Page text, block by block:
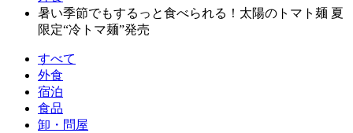
暑い季節でもするっと食べられる！太陽のトマト麺 夏
限定“冷トマ麺”発売
すべて
外食
宿泊
食品
卸・問屋